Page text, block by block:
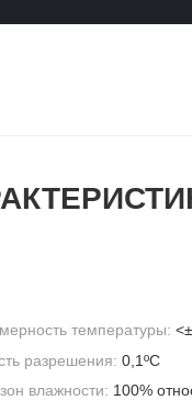
температуры:
разрешения: 0,1ºC
влажности: 100%